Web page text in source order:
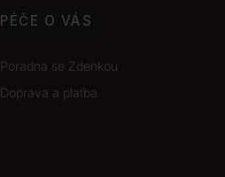
PÉČE O VÁS
Poradna se Zdenkou
Doprava a platba